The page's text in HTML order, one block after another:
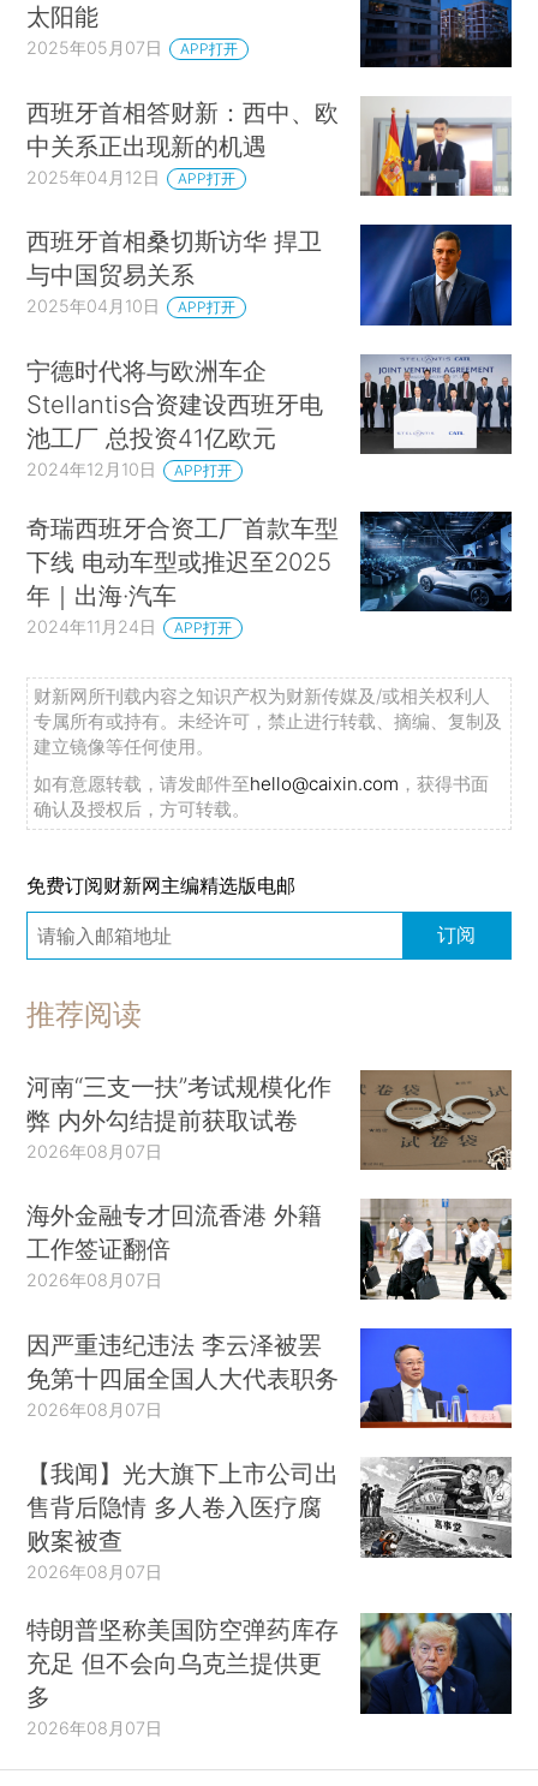
太阳能
2025年05月07日 APP打开
西班牙首相答财新：西中、欧
中关系正出现新的机遇
2025年04月12日 APP打开
西班牙首相桑切斯访华 捍卫
与中国贸易关系
2025年04月10日 APP打开
宁德时代将与欧洲车企
Stellantis合资建设西班牙电
池工厂 总投资41亿欧元
2024年12月10日 APP打开
奇瑞西班牙合资工厂首款车型
下线 电动车型或推迟至2025
年｜出海·汽车
2024年11月24日 APP打开
财新网所刊载内容之知识产权为财新传媒及/或相关权利人
专属所有或持有。未经许可，禁止进行转载、摘编、复制及
建立镜像等任何使用。
如有意愿转载，请发邮件至hello@caixin.com ，获得书面
确认及授权后，方可转载。
免费订阅财新网主编精选版电邮
订阅
推荐阅读
河南“三支一扶”考试规模化作
弊 内外勾结提前获取试卷
2026年08月07日
海外金融专才回流香港 外籍
工作签证翻倍
2026年08月07日
因严重违纪违法 李云泽被罢
免第十四届全国人大代表职务
2026年08月07日
【我闻】光大旗下上市公司出
售背后隐情 多人卷入医疗腐
败案被查
2026年08月07日
特朗普坚称美国防空弹药库存
充足 但不会向乌克兰提供更
多
2026年08月07日